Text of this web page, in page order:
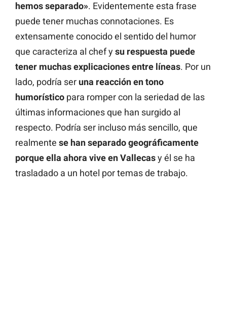
hemos separado». Evidentemente esta frase
puede tener muchas connotaciones. Es
extensamente conocido el sentido del humor
que caracteriza al chef y su respuesta puede
tener muchas explicaciones entre líneas. Por un
lado, podría ser una reacción en tono
humorístico para romper con la seriedad de las
últimas informaciones que han surgido al
respecto. Podría ser incluso más sencillo, que
realmente se han separado geográficamente
porque ella ahora vive en Vallecasy él se ha
trasladado a un hotel por temas de trabajo.